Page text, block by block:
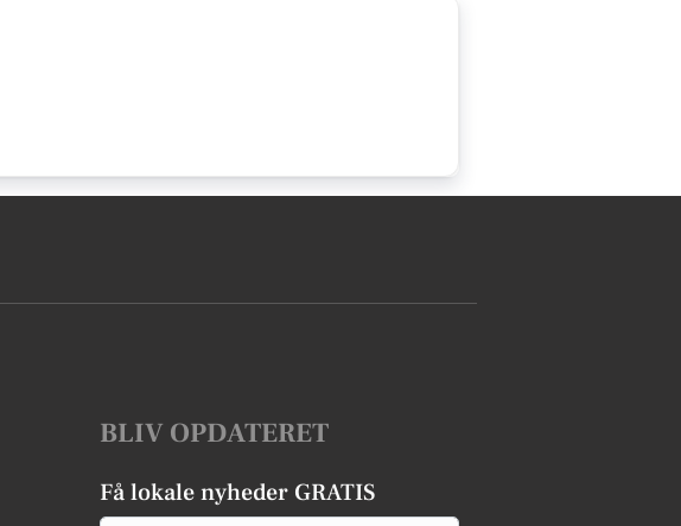
BLIV OPDATERET
Få lokale nyheder GRATIS